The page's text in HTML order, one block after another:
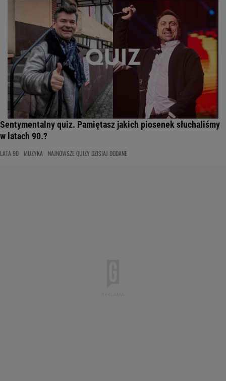
Sentymentalny quiz. Pamiętasz jakich piosenek słuchaliśmy
w latach 90.?
LATA 90 MUZYKA NAJNOWSZE QUIZY DZISIAJ DODANE